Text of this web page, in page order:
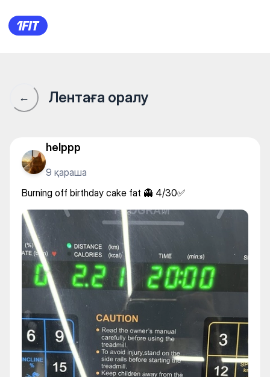
Burning off birthday cake fat
← Лентаға оралу
helppp
9 қараша
Burning off birthday cake fat 👻 4/30✅